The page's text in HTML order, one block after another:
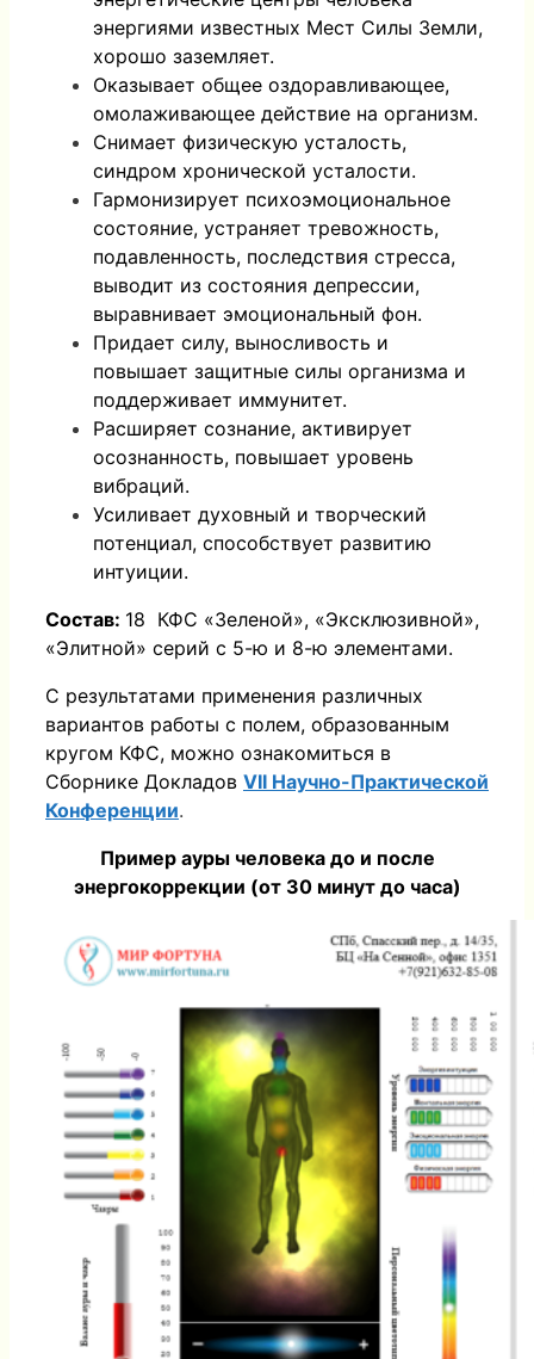
энергиями известных Мест Силы Земли,
хорошо заземляет.
Оказывает общее оздоравливающее,
омолаживающее действие на организм.
Снимает физическую усталость,
синдром хронической усталости.
Гармонизирует психоэмоциональное
состояние, устраняет тревожность,
подавленность, последствия стресса,
выводит из состояния депрессии,
выравнивает эмоциональный фон.
Придает силу, выносливость и
повышает защитные силы организма и
поддерживает иммунитет.
Расширяет сознание, активирует
осознанность, повышает уровень
вибраций.
Усиливает духовный и творческий
потенциал, способствует развитию
интуиции.
Состав: 18 КФС «Зеленой», «Эксклюзивной»,
«Элитной» серий с 5-ю и 8-ю элементами.
С результатами применения различных
вариантов работы с полем, образованным
кругом КФС, можно ознакомиться в
Сборнике Докладов VII Научно-Практической
Конференции.
Пример ауры человека до и после
энергокоррекции (от 30 минут до часа)